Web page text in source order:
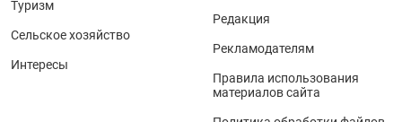
Туризм
Сельское хозяйство
Интересы
Редакция
Рекламодателям
Правила использования
материалов сайта